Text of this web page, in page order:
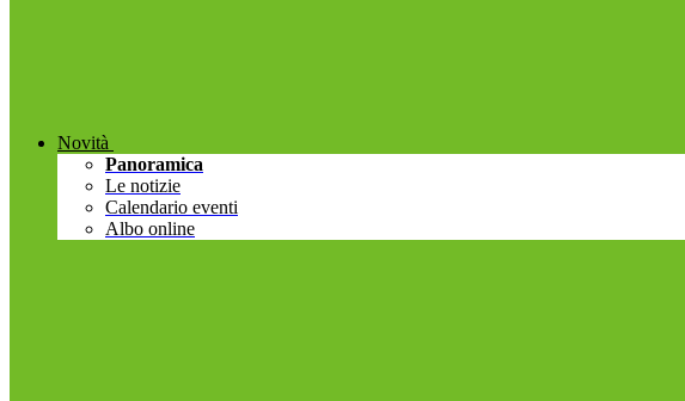
Novità
Panoramica
Le notizie
Calendario eventi
Albo online